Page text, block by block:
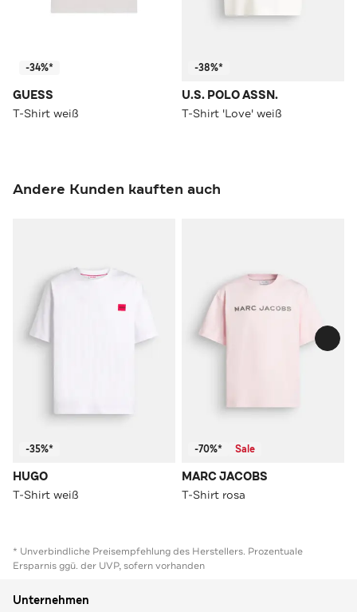
-34%*
GUESS
T-Shirt weiß
-38%*
U.S. POLO ASSN.
T-Shirt 'Love' weiß
Andere Kunden kauften auch
-35%*
HUGO
T-Shirt weiß
-70%* Sale
MARC JACOBS
T-Shirt rosa
* Unverbindliche Preisempfehlung des Herstellers. Prozentuale
Ersparnis ggü. der UVP, sofern vorhanden
Unternehmen